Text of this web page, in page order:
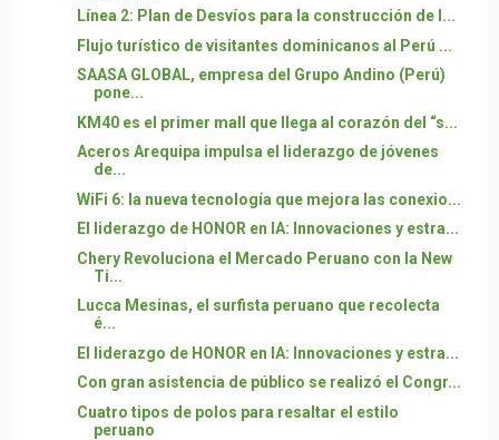
Línea 2: Plan de Desvíos para la construcción de l...
Flujo turístico de visitantes dominicanos al Perú ...
SAASA GLOBAL, empresa del Grupo Andino (Perú)
pone...
KM40 es el primer mall que llega al corazón del “s...
Aceros Arequipa impulsa el liderazgo de jóvenes
de...
WiFi 6: la nueva tecnología que mejora las conexio...
El liderazgo de HONOR en IA: Innovaciones y estra...
Chery Revoluciona el Mercado Peruano con la New
Ti...
Lucca Mesinas, el surfista peruano que recolecta
é...
El liderazgo de HONOR en IA: Innovaciones y estra...
Con gran asistencia de público se realizó el Congr...
Cuatro tipos de polos para resaltar el estilo
peruano